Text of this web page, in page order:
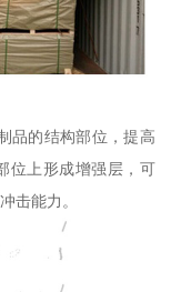
品的结构部位，提高
位上形成增强层，可
击能力。